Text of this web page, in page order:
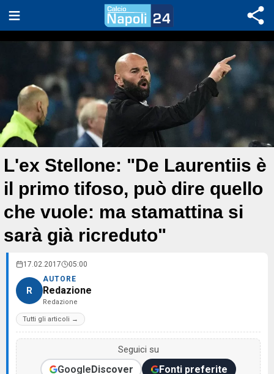
L'ex Stellone: "De Laurentiis è
il primo tifoso, può dire quello
che vuole: ma stamattina si
sarà già ricreduto"
17.02.2017 05:00
R
AUTORE
Redazione
Redazione
Tutti gli articoli →
Seguici su
GoogleDiscover Fonti preferite